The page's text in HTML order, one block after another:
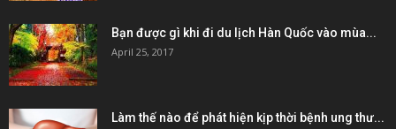
Bạn được gì khi đi du lịch Hàn Quốc vào mùa...
April 25, 2017
Làm thế nào để phát hiện kịp thời bệnh ung thư...